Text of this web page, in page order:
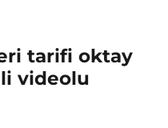
tarifi oktay
videolu